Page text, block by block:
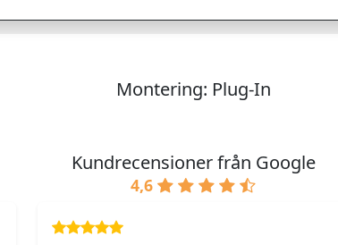
Montering: Plug-In
Kundrecensioner från Google
4,6